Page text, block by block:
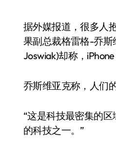
据外媒报道，很多人
果副总裁格雷格-乔斯
Joswiak)却称，
乔斯维亚克称，人们
“这是科技最密集的
的科技之一。”